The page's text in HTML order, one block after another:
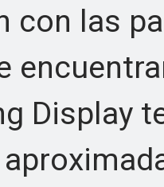
con las
Display